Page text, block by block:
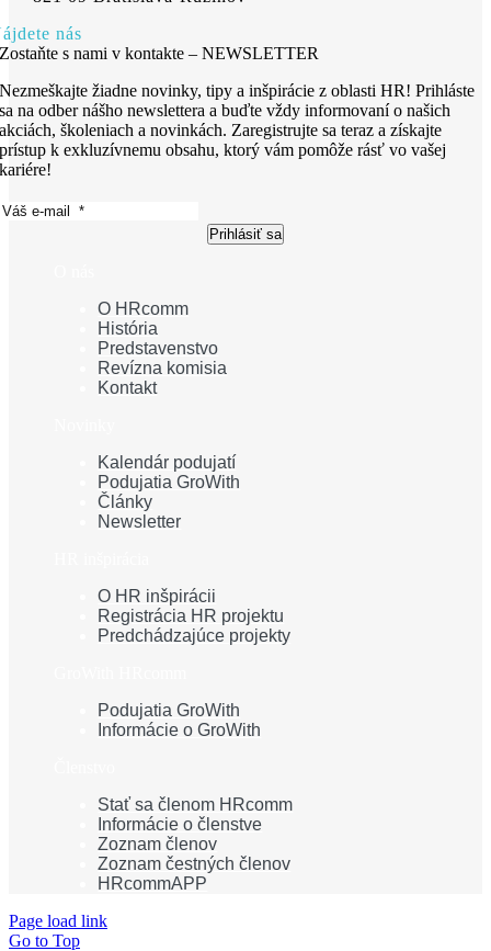
nás
Zostaňte s nami v kontakte – NEWSLETTER
Nezmeškajte žiadne novinky, tipy a inšpirácie z oblasti HR! Prihláste
sa na odber nášho newslettera a buďte vždy informovaní o našich
akciách, školeniach a novinkách. Zaregistrujte sa teraz a získajte
prístup k exkluzívnemu obsahu, ktorý vám pomôže rásť vo vašej
kariére!
Prihlásiť sa
O HRcomm
História
Predstavenstvo
Revízna komisia
Kontakt
Kalendár podujatí
Podujatia GroWith
Články
Newsletter
O HR inšpirácii
Registrácia HR projektu
Predchádzajúce projekty
Podujatia GroWith
Informácie o GroWith
Stať sa členom HRcomm
Informácie o členstve
Zoznam členov
Zoznam čestných členov
HRcommAPP
Page load link
Go to Top